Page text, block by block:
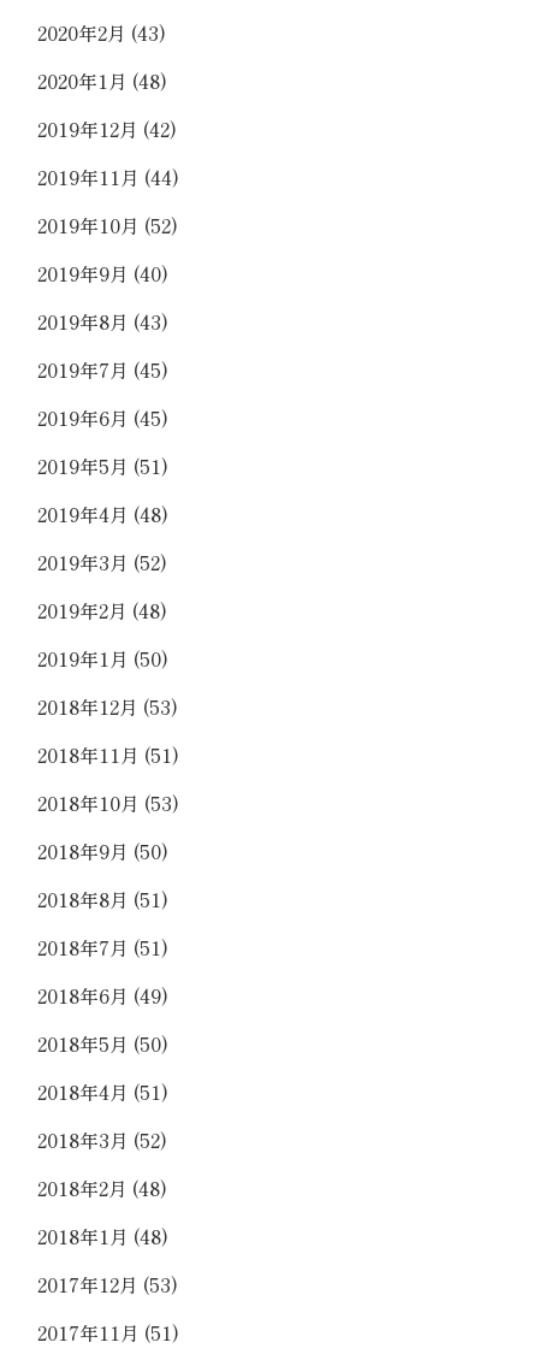
2020年2月 (43)
2020年1月 (48)
2019年12月 (42)
2019年11月 (44)
2019年10月 (52)
2019年9月 (40)
2019年8月 (43)
2019年7月 (45)
2019年6月 (45)
2019年5月 (51)
2019年4月 (48)
2019年3月 (52)
2019年2月 (48)
2019年1月 (50)
2018年12月 (53)
2018年11月 (51)
2018年10月 (53)
2018年9月 (50)
2018年8月 (51)
2018年7月 (51)
2018年6月 (49)
2018年5月 (50)
2018年4月 (51)
2018年3月 (52)
2018年2月 (48)
2018年1月 (48)
2017年12月 (53)
2017年11月 (51)